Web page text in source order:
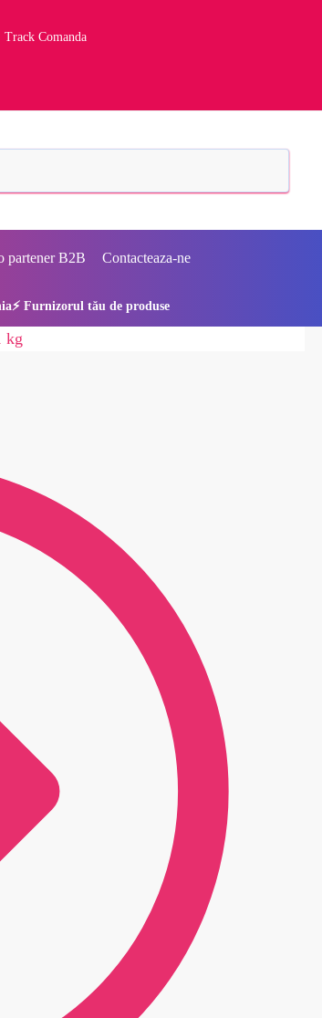
Track Comanda
partener B2B Contacteaza-ne
Furnizorul tău de produse